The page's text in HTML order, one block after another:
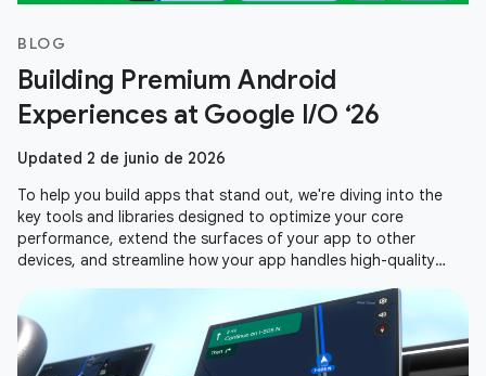
BLOG
Building Premium Android
Experiences at Google I/O ‘26
Updated 2 de junio de 2026
To help you build apps that stand out, we're diving into the
key tools and libraries designed to optimize your core
performance, extend the surfaces of your app to other
devices, and streamline how your app handles high-quality